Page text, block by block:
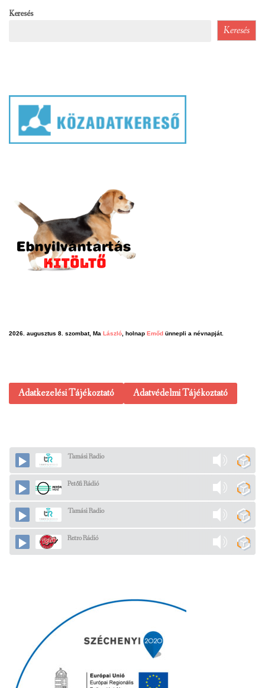
Keresés
Keresés
2026. augusztus 8. szombat, Ma László, holnap Emőd ünnepli a névnapját.
Adatkezelési Tájékoztató Adatvédelmi Tájékoztató
Tamási Radio
Petőfi Rádió
Tamási Radio
Retro Rádió